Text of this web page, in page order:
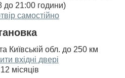
до 21:00 години)
самостійно
Київській обл. до 250 км
вхідні двері
місяців